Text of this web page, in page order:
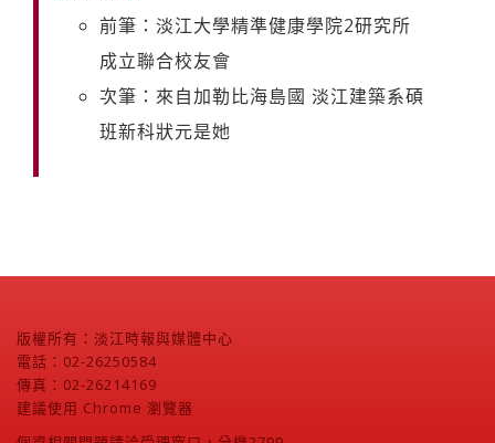
前筆：淡江大學精準健康學院2研究所
成立聯合校友會
次筆：來自加勒比海島國 淡江建築系碩
班新科狀元是她
版權所有：淡江時報與媒體中心
電話：02-26250584
傳真：02-26214169
建議使用 Chrome 瀏覽器